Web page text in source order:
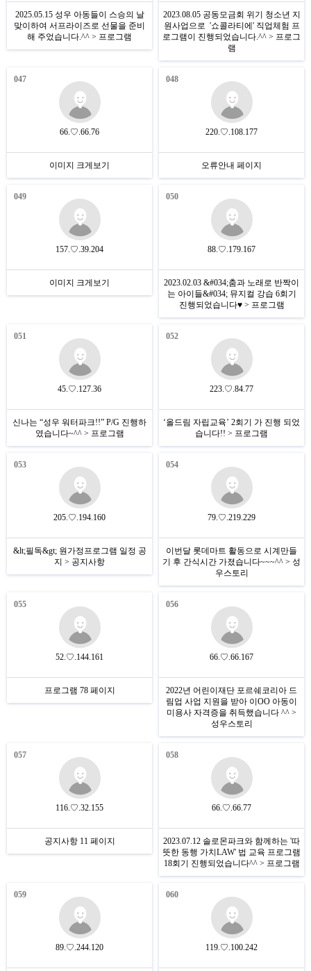
2025.05.15 성우 아동들이 스승의 날
맞이하여 서프라이즈로 선물을 준비
해 주었습니다.^^ > 프로그램
2023.08.05 공동모금회 위기 청소년 지
원사업으로 '쇼콜라티에' 직업체험 프
로그램이 진행되었습니다.^^ > 프로그
램
047
66.♡.66.76
이미지 크게보기
048
220.♡.108.177
오류안내 페이지
049
157.♡.39.204
이미지 크게보기
050
88.♡.179.167
2023.02.03 &#034;춤과 노래로 반짝이
는 아이들&#034; 뮤지컬 강습 6회기
진행되었습니다♥ > 프로그램
051
45.♡.127.36
신나는 “성우 워터파크!!” P/G 진행하
였습니다~^^ > 프로그램
052
223.♡.84.77
‘올드림 자립교육’ 2회기 가 진행 되었
습니다!! > 프로그램
053
205.♡.194.160
&lt;필독&gt; 원가정프로그램 일정 공
지 > 공지사항
054
79.♡.219.229
이번달 롯데마트 활동으로 시계만들
기 후 간식시간 가졌습니다~~~^^ > 성
우스토리
055
52.♡.144.161
프로그램 78 페이지
056
66.♡.66.167
2022년 어린이재단 포르쉐코리아 드
림업 사업 지원을 받아 이OO 아동이
미용사 자격증을 취득했습니다 ^^ >
성우스토리
057
116.♡.32.155
공지사항 11 페이지
058
66.♡.66.77
2023.07.12 솔로몬파크와 함께하는 '따
뜻한 동행 가치LAW' 법 교육 프로그램
18회기 진행되었습니다^^ > 프로그램
059
89.♡.244.120
060
119.♡.100.242